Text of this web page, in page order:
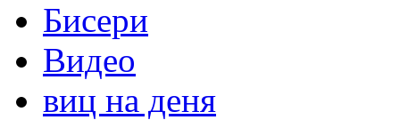
Бисери
Видео
виц на деня